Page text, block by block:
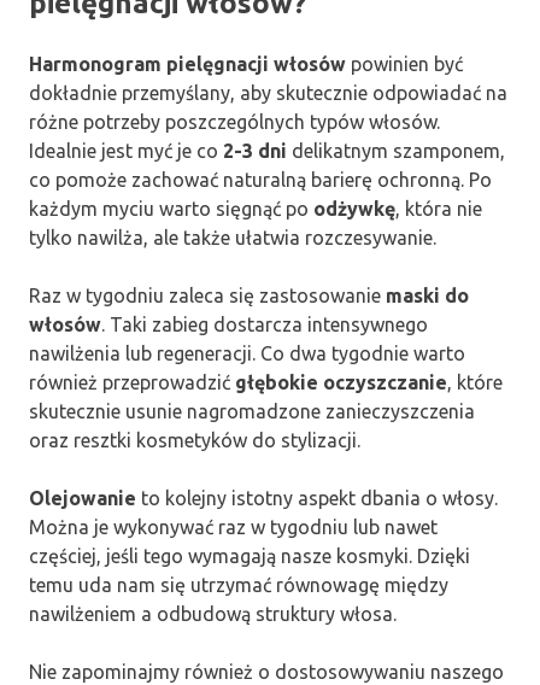
Harmonogram pielęgnacji włosów powinien być
dokładnie przemyślany, aby skutecznie odpowiadać na
różne potrzeby poszczególnych typów włosów.
Idealnie jest myć je co 2-3 dni delikatnym szamponem,
co pomoże zachować naturalną barierę ochronną. Po
każdym myciu warto sięgnąć po odżywkę, która nie
tylko nawilża, ale także ułatwia rozczesywanie.
Raz w tygodniu zaleca się zastosowanie maski do
włosów. Taki zabieg dostarcza intensywnego
nawilżenia lub regeneracji. Co dwa tygodnie warto
również przeprowadzić głębokie oczyszczanie, które
skutecznie usunie nagromadzone zanieczyszczenia
oraz resztki kosmetyków do stylizacji.
Olejowanie to kolejny istotny aspekt dbania o włosy.
Można je wykonywać raz w tygodniu lub nawet
częściej, jeśli tego wymagają nasze kosmyki. Dzięki
temu uda nam się utrzymać równowagę między
nawilżeniem a odbudową struktury włosa.
Nie zapominajmy również o dostosowywaniu naszego